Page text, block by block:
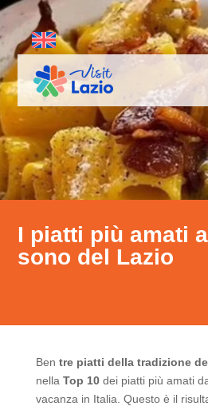
I piatti più amati
sono del Lazio
Ben tre piatti della tradizione
nella Top 10dei piatti più amati
vacanza in Italia. Questo è il